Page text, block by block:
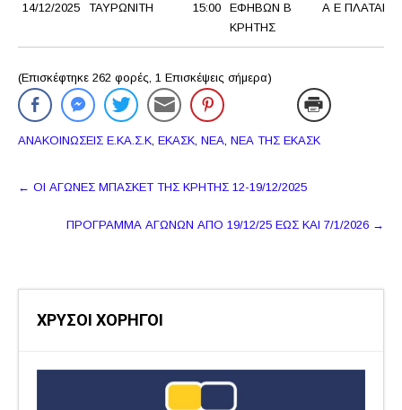
14/12/2025 ΤΑΥΡΩΝΙΤΗ 15:00
ΕΦΗΒΩΝ Β
ΚΡΗΤΗΣ
Α Ε
(Επισκέφτηκε 262 φορές, 1 Επισκέψεις σήμερα)
ΑΝΑΚΟΙΝΩΣΕΙΣ Ε.ΚΑ.Σ.Κ, ΕΚΑΣΚ, ΝΕΑ, ΝΕΑ ΤΗΣ ΕΚΑΣΚ
Πλοήγηση
← ΟΙ ΑΓΩΝΕΣ ΜΠΑΣΚΕΤ ΤΗΣ ΚΡΗΤΗΣ 12-19/12/2025
ΠΡΟΓΡΑΜΜΑ ΑΓΩΝΩΝ ΑΠΟ 19/12/25 ΕΩΣ ΚΑΙ 7/1/2026 →
ΧΡΥΣΟΙ ΧΟΡΗΓΟΙ